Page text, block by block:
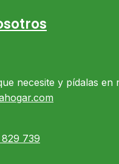
necesite y pídalas en
739